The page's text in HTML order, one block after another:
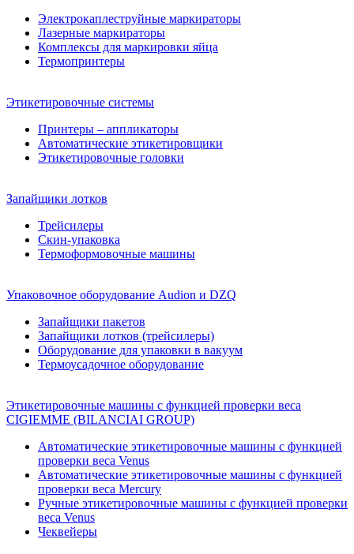
Электрокаплеструйные маркираторы
Лазерные маркираторы
Комплексы для маркировки яйца
Термопринтеры
Этикетировочные системы
Принтеры – аппликаторы
Автоматические этикетировщики
Этикетировочные головки
Запайщики лотков
Трейсилеры
Скин-упаковка
Термоформовочные машины
Упаковочное оборудование Audion и DZQ
Запайщики пакетов
Запайщики лотков (трейсилеры)
Оборудование для упаковки в вакуум
Термоусадочное оборудование
Этикетировочные машины с функцией проверки веса
CIGIEMME (BILANCIAI GROUP)
Автоматические этикетировочные машины с функцией
проверки веса Venus
Автоматические этикетировочные машины с функцией
проверки веса Mercury
Ручные этикетировочные машины с функцией проверки
веса Venus
Чеквейеры